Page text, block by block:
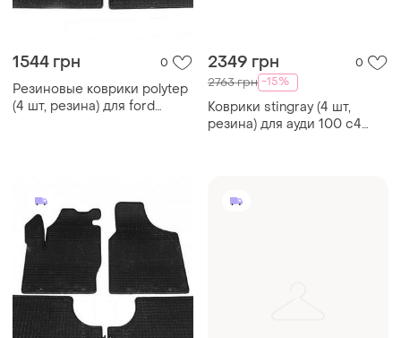
1544 грн 0
Резиновые коврики polytep
(4 шт, резина) для ford
2349 грн 0
2763 грн -15%
Коврики stingray (4 шт,
резина) для ауди 100 c4